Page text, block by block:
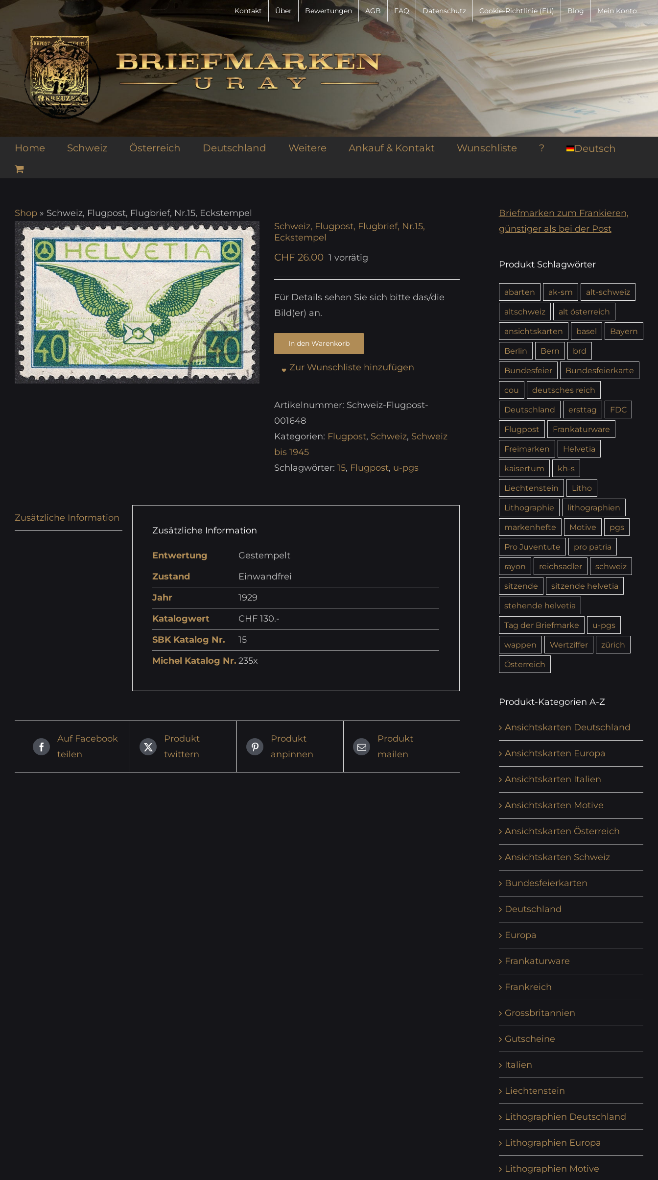
Zum
springen
Kontakt Über Bewertungen AGB FAQ Datenschutz Cookie-Richtlinie (EU) Blog Mein Konto
Home Schweiz Österreich Deutschland Weitere Ankauf & Kontakt Wunschliste ? Deutsch
Shop » Schweiz, Flugpost, Flugbrief, Nr.15, Eckstempel
Schweiz, Flugpost, Flugbrief, Nr.15,
Eckstempel
CHF 26.00 1 vorrätig
Für Details sehen Sie sich bitte das/die
Bild(er) an.
In den Warenkorb
Zur Wunschliste hinzufügen
Artikelnummer: Schweiz-Flugpost-
001648
Kategorien: Flugpost, Schweiz, Schweiz
bis 1945
Schlagwörter: 15, Flugpost, u-pgs
Zusätzliche Information
Zusätzliche Information
Entwertung
Gestempelt
Zustand
Einwandfrei
Jahr
1929
Katalogwert
CHF 130.-
SBK Katalog Nr.
15
Michel Katalog Nr. 235x
Auf Facebook
teilen
Produkt
twittern
Produkt
anpinnen
Produkt
mailen
Briefmarken zum Frankieren,
günstiger als bei der Post
Produkt Schlagwörter
abarten ak-sm
alt-schweiz
altschweiz
alt österreich
ansichtskarten
basel
Bayern
Berlin
Bern
brd
Bundesfeier
Bundesfeierkarte
cou
deutsches reich
Deutschland
ersttag
FDC
Flugpost
Frankaturware
Freimarken
Helvetia
kaisertum
kh-s
Liechtenstein
Litho
Lithographie
lithographien
markenhefte
Motive
pgs
Pro Juventute
pro patria
rayon
reichsadler
schweiz
sitzende
sitzende helvetia
stehende helvetia
Tag der Briefmarke
u-pgs
wappen
Wertziffer
zürich
Österreich
Produkt-Kategorien A-Z
Ansichtskarten Deutschland
Ansichtskarten Europa
Ansichtskarten Italien
Ansichtskarten Motive
Ansichtskarten Österreich
Ansichtskarten Schweiz
Bundesfeierkarten
Deutschland
Europa
Frankaturware
Frankreich
Grossbritannien
Gutscheine
Italien
Liechtenstein
Lithographien Deutschland
Lithographien Europa
Lithographien Motive